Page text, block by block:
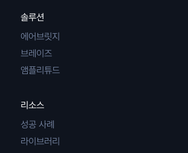
솔루션
에어브릿지
브레이즈
앰플리튜드
리소스
성공 사례
라이브러리